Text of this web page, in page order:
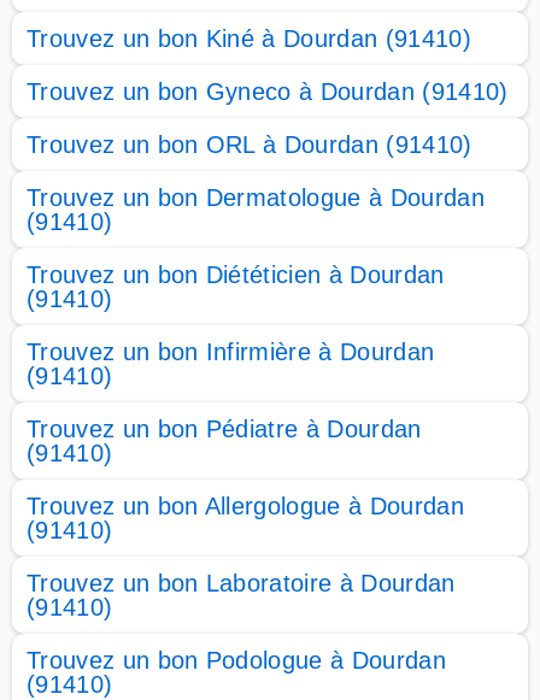
Trouvez un bon Kiné à Dourdan (91410)
Trouvez un bon Gyneco à Dourdan (91410)
Trouvez un bon ORL à Dourdan (91410)
Trouvez un bon Dermatologue à Dourdan
(91410)
Trouvez un bon Diététicien à Dourdan
(91410)
Trouvez un bon Infirmière à Dourdan
(91410)
Trouvez un bon Pédiatre à Dourdan
(91410)
Trouvez un bon Allergologue à Dourdan
(91410)
Trouvez un bon Laboratoire à Dourdan
(91410)
Trouvez un bon Podologue à Dourdan
(91410)